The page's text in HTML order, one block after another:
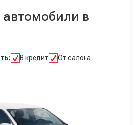
в
В кредит
От салона